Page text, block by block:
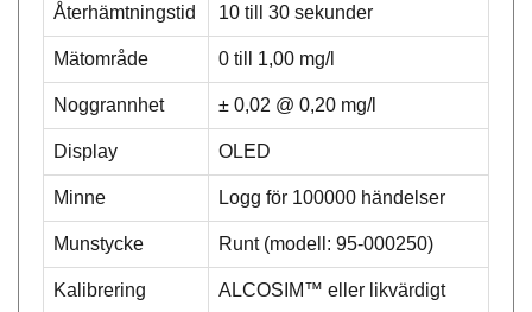
Återhämtningstid 10 till 30 sekunder
Mätområde 0 till 1,00 mg/l
Noggrannhet ± 0,02 @ 0,20 mg/l
Display OLED
Minne Logg för 100000 händelser
Munstycke Runt (modell: 95-000250)
Kalibrering ALCOSIM™ eller likvärdigt